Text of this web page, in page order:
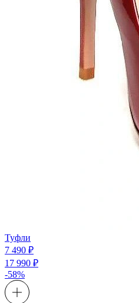
Туфли
7 490 ₽
17 990 ₽
-58%